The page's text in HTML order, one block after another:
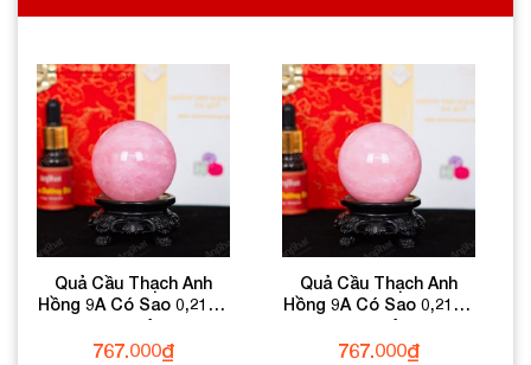
Quả Cầu Thạch Anh
Hồng 9A Có Sao 0,21kg
012-0769A-0,21
767.000₫
Quả Cầu Thạch Anh
Hồng 9A Có Sao 0,21kg
012-0769A-0,21
767.000₫